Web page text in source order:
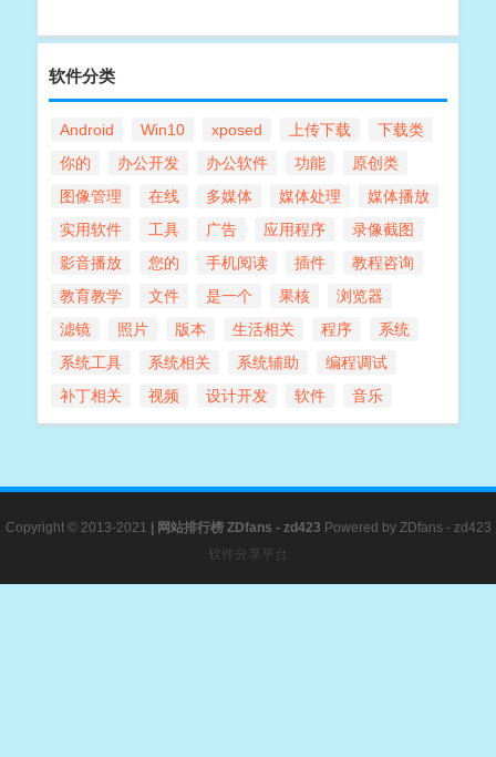
软件分类
Android Win10 xposed 上传下载
下载类
你的
办公开发 办公软件 功能
原创类
图像管理
在线 多媒体 媒体处理
媒体播放
实用软件
工具 广告 应用程序
录像截图
影音播放
您的 手机阅读 插件
教程咨询
教育教学
文件 是一个 果核
浏览器
滤镜
照片 版本 生活相关 程序
系统
系统工具
系统相关 系统辅助
编程调试
补丁相关
视频 设计开发 软件 音乐
Copyright © 2013-2021 网站排行榜ZDfans - zd423 Powered by ZDfans - zd423
软件分享平台